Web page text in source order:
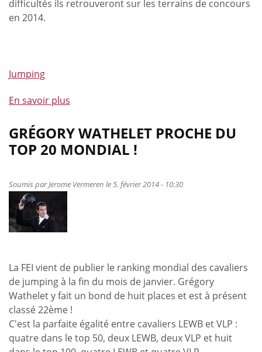
difficultés ils retrouveront sur les terrains de concours
en 2014.
Jumping
En savoir plus
de
Cycle
2014
Vers
GRÉGORY WATHELET PROCHE DU
TOP 20 MONDIAL !
Soumis parJerome Vermeren le 5. février 2014 - 10:30
La FEI vient de publier le ranking mondial des cavaliers
de jumping à la fin du mois de janvier. Grégory
Wathelet y fait un bond de huit places et est à présent
classé 22ème !
C'est la parfaite égalité entre cavaliers LEWB et VLP :
quatre dans le top 50, deux LEWB, deux VLP et huit